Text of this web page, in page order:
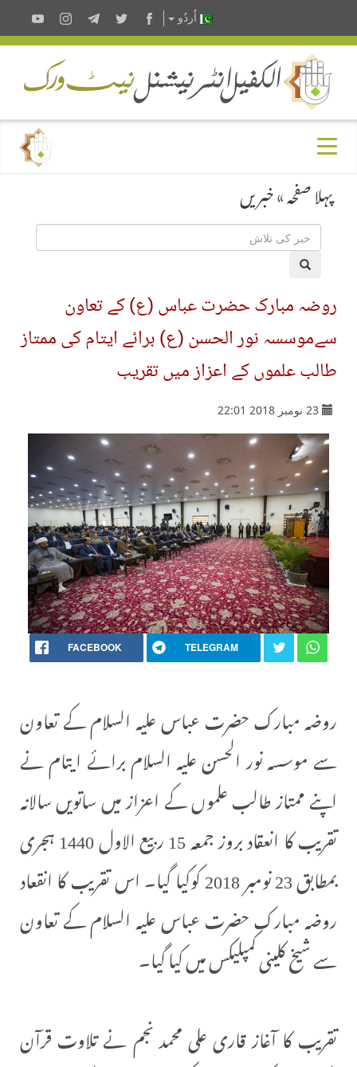
اُردُو
پہلا صفحہ»خبریں
روضہ مبارک حضرت عباس (ع) کے تعاون
سےموسسہ نور الحسن (ع) برائے ایتام کی ممتاز
طالب علموں کے اعزاز میں تقریب
23 نومبر 2018 22:01
FACEBOOK TELEGRAM
روضہ مبارک حضرت عباس علیہ السلام کے تعاون
سے موسسہ نور الحسن علیہ السلام برائے ایتام نے
اپنے ممتاز طالب علموں کے اعزاز میں ساتویں سالانہ
تقریب کا انعقاد بروز جمعہ 15 ربیع الاول 1440 ہجری
بمطابق 23 نومبر 2018 کوکیا گیا۔ اس تقریب کا انقعاد
روضہ مبارک حضرت عباس علیہ السلام کے تعاون
سے شیخ کلینی کمپلیکس میں کیا گیا۔
تقریب کا آغاز قاری علی محمد نجم نے تلاوت قرآن